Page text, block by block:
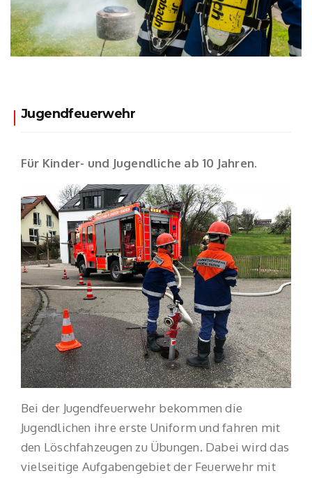
Jugendfeuerwehr
Für Kinder- und Jugendliche ab 10 Jahren.
Bei der Jugendfeuerwehr bekommen die
Jugendlichen ihre erste Uniform und fahren mit
den Löschfahzeugen zu Übungen. Dabei wird das
vielseitige Aufgabengebiet der Feuerwehr mit